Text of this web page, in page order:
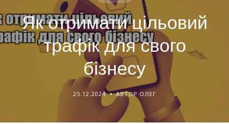
Як отримати цільовий
трафік для свого
бізнесу
25.12.2024 АВТОР ОЛЕГ